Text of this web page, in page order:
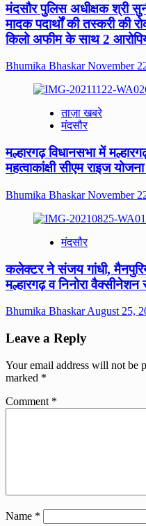
मंदसौर पुलिस अधीक्षक श्री
मादक पदार्थों की तस्करी की
किलो अफीम के साथ 2
Bhumika BhaskarNovember
ताज़ा खबरे
मंदसौर
मल्हारगढ़ विधानसभा में
महत्वाकांक्षी सीएम राइज
Bhumika BhaskarNovember
मंदसौर
कलेक्टर ने संजय गांधी,
मल्हारगढ़ व निनोरा वैक्सीनेशन
Bhumika BhaskarAugust 25,
Leave a Reply
Your email address will not be
marked *
Comment *
Name *